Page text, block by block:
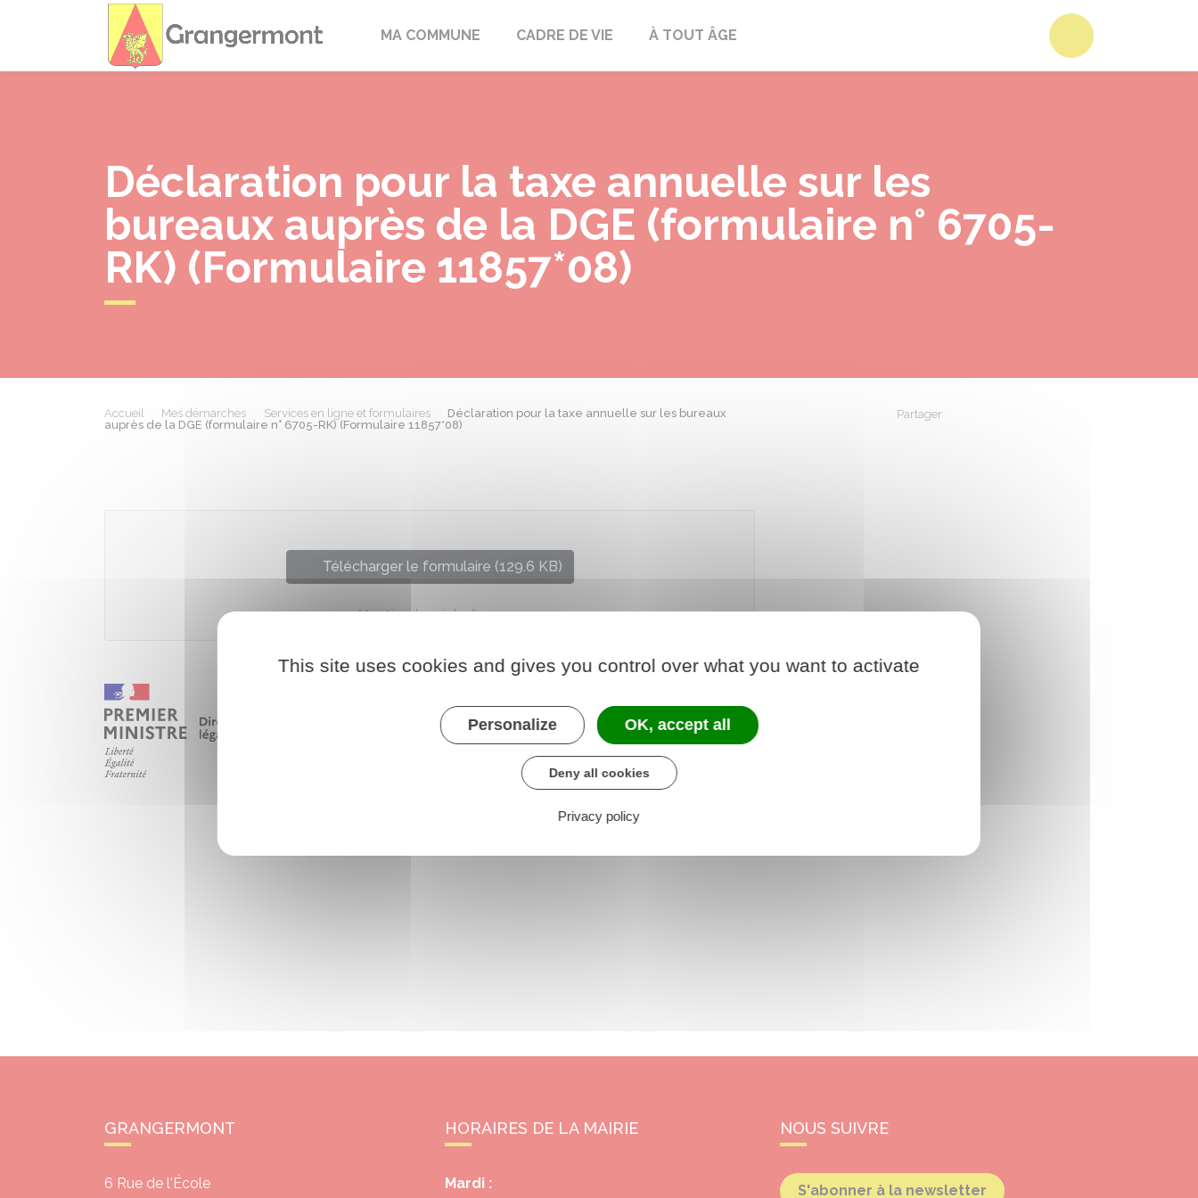
Grangermont
MA COMMUNE CADRE DE VIE À TOUT ÂGE Accéder au
Déclaration pour la taxe annuelle sur les
bureaux auprès de la DGE (formulaire n° 6705-
RK) (Formulaire 11857*08)
Accueil Mes démarches Services en ligne et formulaires
Déclaration pour la taxe annuelle sur les bureaux
auprès de la DGE (formulaire n° 6705-RK) (Formulaire 11857*08)
Partager
Télécharger le formulaire (129.6 KB)
Ministère chargé des finances
GRANGERMONT
6 Rue de l'École
HORAIRES DE LA MAIRIE
Mardi :
NOUS SUIVRE
S'abonner à la newsletter
This site uses cookies and gives you control over what you want to activate
Personalize OK, accept all
Deny all cookies
Privacy policy